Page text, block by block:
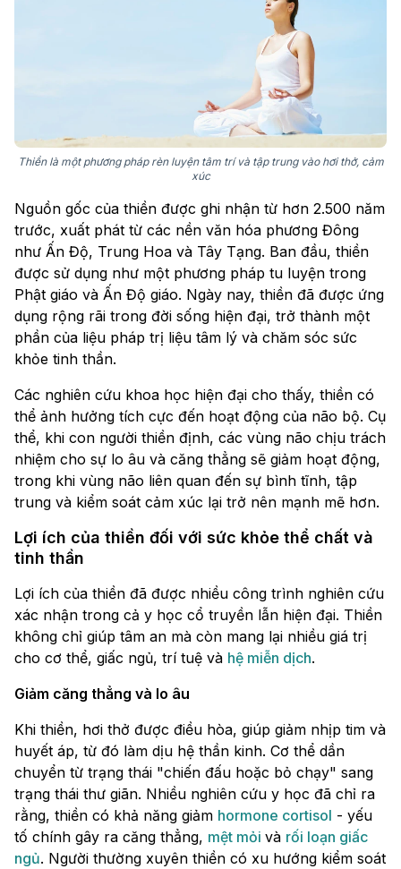
Thiền là một phương pháp rèn luyện tâm trí và tập trung vào hơi thở, cảm
xúc
Nguồn gốc của thiền được ghi nhận từ hơn 2.500 năm
trước, xuất phát từ các nền văn hóa phương Đông
như Ấn Độ, Trung Hoa và Tây Tạng. Ban đầu, thiền
được sử dụng như một phương pháp tu luyện trong
Phật giáo và Ấn Độ giáo. Ngày nay, thiền đã được ứng
dụng rộng rãi trong đời sống hiện đại, trở thành một
phần của liệu pháp trị liệu tâm lý và chăm sóc sức
khỏe tinh thần.
Các nghiên cứu khoa học hiện đại cho thấy, thiền có
thể ảnh hưởng tích cực đến hoạt động của não bộ. Cụ
thể, khi con người thiền định, các vùng não chịu trách
nhiệm cho sự lo âu và căng thẳng sẽ giảm hoạt động,
trong khi vùng não liên quan đến sự bình tĩnh, tập
trung và kiểm soát cảm xúc lại trở nên mạnh mẽ hơn.
Lợi ích của thiền đối với sức khỏe thể chất và
tinh thần
Lợi ích của thiền đã được nhiều công trình nghiên cứu
xác nhận trong cả y học cổ truyền lẫn hiện đại. Thiền
không chỉ giúp tâm an mà còn mang lại nhiều giá trị
cho cơ thể, giấc ngủ, trí tuệ và hệ miễn dịch.
Giảm căng thẳng và lo âu
Khi thiền, hơi thở được điều hòa, giúp giảm nhịp tim và
huyết áp, từ đó làm dịu hệ thần kinh. Cơ thể dần
chuyển từ trạng thái "chiến đấu hoặc bỏ chạy" sang
trạng thái thư giãn. Nhiều nghiên cứu y học đã chỉ ra
rằng, thiền có khả năng giảm hormone cortisol - yếu
tố chính gây ra căng thẳng, mệt mỏi và rối loạn giấc
ngủ. Người thường xuyên thiền có xu hướng kiểm soát